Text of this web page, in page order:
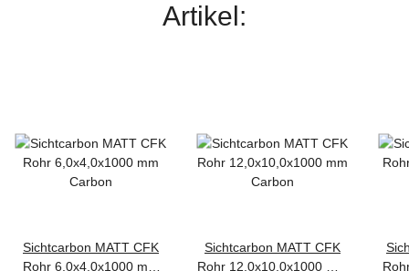
Artikel:
Sichtcarbon MATT CFK
Rohr 6,0x4,0x1000 mm
Sichtcarbon MATT CFK
Rohr 12,0x10,0x1000 mm